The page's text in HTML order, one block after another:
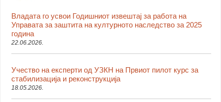
Владата го усвои Годишниот извештај за работа на
Управата за заштита на културното наследство за 2025
година
22.06.2026.
Учество на експерти од УЗКН на Првиот пилот курс за
стабилизација и реконструкција
18.05.2026.